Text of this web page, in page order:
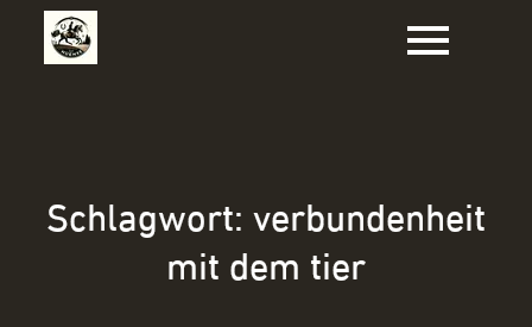
Schlagwort: verbundenheit
mit dem tier